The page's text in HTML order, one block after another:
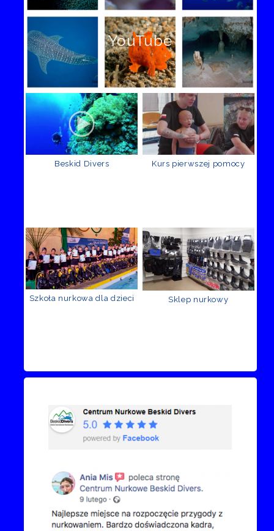
YouTube
Beskid Divers Kurs pierwszej pomocy
Szkoła nurkowa dla dzieci Sklep nurkowy